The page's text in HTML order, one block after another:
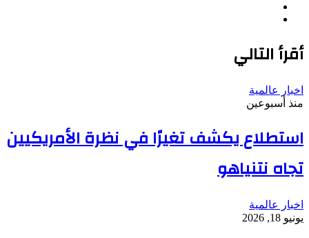
أقرأ التالي
اخبار عالمية
منذ أسبوعين
استطلاع يكشف تغيرًا في نظرة الأمريكيين
تجاه نتنياهو
اخبار عالمية
يونيو 18, 2026